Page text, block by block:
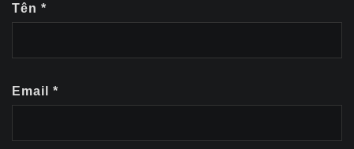
Tên *
Email *